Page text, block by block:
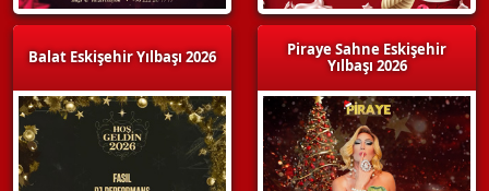
Balat Eskişehir Yılbaşı 2026
Piraye Sahne Eskişehir
Yılbaşı 2026